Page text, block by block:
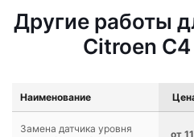
Другие работы
Citroen
Наименование
Замена датчика уровня
от